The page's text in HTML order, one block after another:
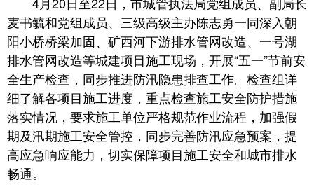
麦书毓和党组成员、三级高级主办陈志勇一同深入朝
阳小桥桥梁加固、矿西河下游排水管网改造、一号湖
排水管网改造等城建项目施工现场，开展“五一”节前安
全生产检查，同步推进防汛隐患排查工作。检查组详
细了解各项目施工进度，重点检查施工安全防护措施
落实情况，要求施工单位严格规范作业流程，加强假
期及汛期施工安全管控，同步完善防汛应急预案，提
高应急响应能力，切实保障项目施工安全和城市排水
畅通。